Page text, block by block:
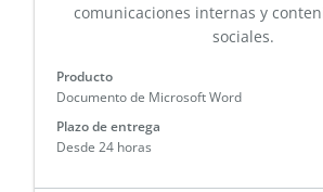
comunicaciones internas y
sociales.
Producto
Documento de Microsoft Word
Plazo de entrega
Desde 24 horas